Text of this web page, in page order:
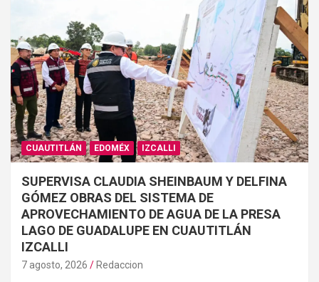
CUAUTITLÁN EDOMÉX IZCALLI
SUPERVISA CLAUDIA SHEINBAUM Y DELFINA
GÓMEZ OBRAS DEL SISTEMA DE
APROVECHAMIENTO DE AGUA DE LA PRESA
LAGO DE GUADALUPE EN CUAUTITLÁN
IZCALLI
7 agosto, 2026 Redaccion